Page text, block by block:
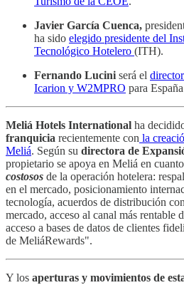
Javier García Cuenca,
ha sido elegido presidente del
Tecnológico Hotelero (ITH).
Fernando Lucini será el
Icarion y W2MPRO para
Meliá Hotels International ha
franquicia recientemente con la
Meliá. Según su directora de
propietario se apoya en Meliá en
costosos de la operación hotelera:
en el mercado, posicionamiento
tecnología, acuerdos de distribución
mercado, acceso al canal más rentable
acceso a bases de datos de clientes
de MeliáRewards".
Y los aperturas y movimientos de